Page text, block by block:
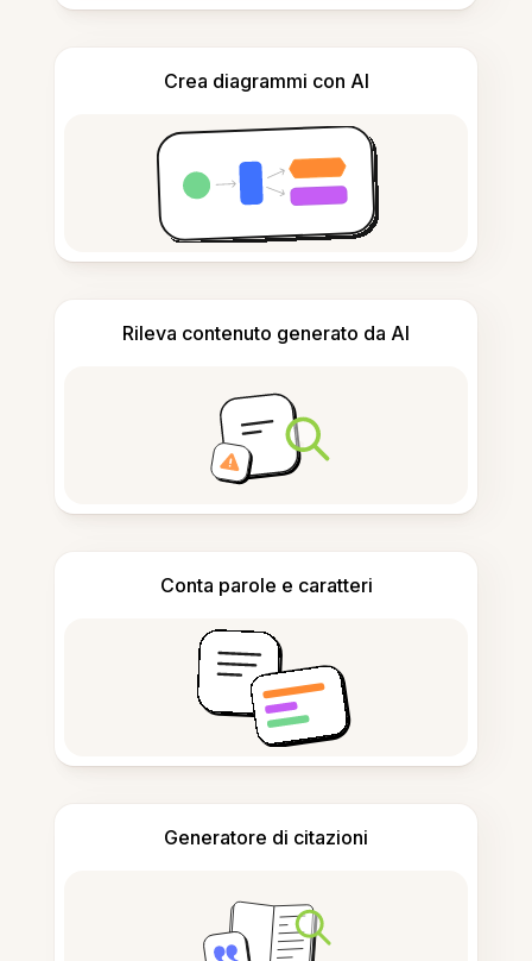
Crea diagrammi con AI
Rileva contenuto generato da AI
Conta parole e caratteri
Generatore di citazioni